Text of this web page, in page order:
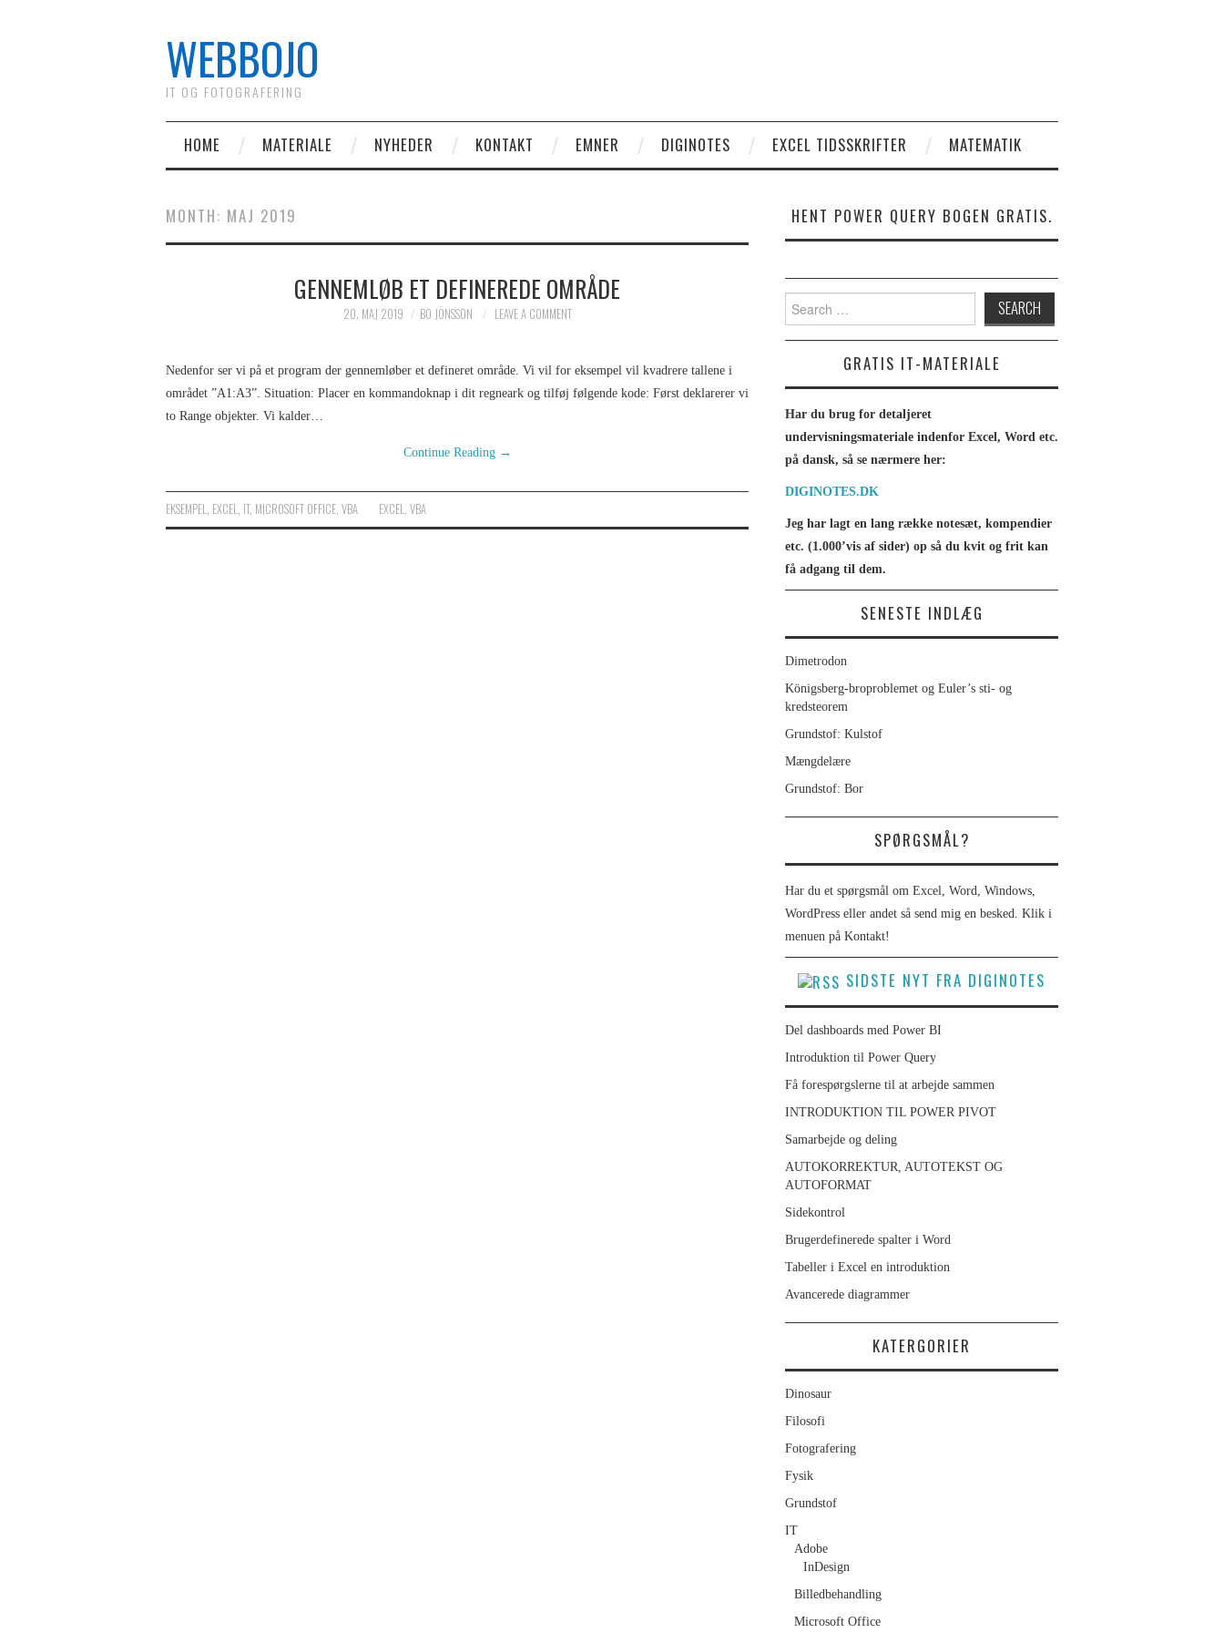
WEBBOJO
IT OG FOTOGRAFERING
HOME MATERIALE NYHEDER KONTAKT EMNER DIGINOTES EXCEL TIDSSKRIFTER MATEMATIK
MONTH: MAJ 2019
GENNEMLØB ET DEFINEREDE OMRÅDE
20. MAJ 2019 BO JÖNSSON LEAVE A COMMENT
Nedenfor ser vi på et program der gennemløber et defineret område. Vi vil for eksempel vil kvadrere tallene i
området ”A1:A3”. Situation: Placer en kommandoknap i dit regneark og tilføj følgende kode: Først deklarerer vi
to Range objekter. Vi kalder…
Continue Reading →
EKSEMPEL EXCEL IT, MICROSOFT OFFICE VBA EXCEL VBA
HENT POWER QUERY BOGEN GRATIS.
Search for:
GRATIS IT-MATERIALE
Har du brug for detaljeret
undervisningsmateriale indenfor Excel, Word etc.
på dansk, så se nærmere her:
DIGINOTES.DK
Jeg har lagt en lang række notesæt, kompendier
etc. (1.000’vis af sider) op så du kvit og frit kan
få adgang til dem.
SENESTE INDLÆG
Dimetrodon
Königsberg-broproblemet og Euler’s sti- og
kredsteorem
Grundstof: Kulstof
Mængdelære
Grundstof: Bor
SPØRGSMÅL?
Har du et spørgsmål om Excel, Word, Windows,
WordPress eller andet så send mig en besked. Klik i
menuen på Kontakt!
SIDSTE NYT FRA DIGINOTES
Del dashboards med Power BI
Introduktion til Power Query
Få forespørgslerne til at arbejde sammen
INTRODUKTION TIL POWER PIVOT
Samarbejde og deling
AUTOKORREKTUR, AUTOTEKST OG
AUTOFORMAT
Sidekontrol
Brugerdefinerede spalter i Word
Tabeller i Excel en introduktion
Avancerede diagrammer
KATERGORIER
Dinosaur
Filosofi
Fotografering
Fysik
Grundstof
IT
Adobe
InDesign
Billedbehandling
Microsoft Office